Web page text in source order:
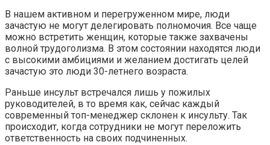
В нашем активном и перегруженном мире, люди
зачастую не могут делегировать полномочия. Все чаще
можно встретить женщин, которые также захвачены
волной трудоголизма. В этом состоянии находятся люди
с высокими амбициями и желанием достигать целей
зачастую это люди 30-летнего возраста.
Раньше инсульт встречался лишь у пожилых
руководителей, в то время как, сейчас каждый
современный топ-менеджер склонен к инсульту. Так
происходит, когда сотрудники не могут переложить
ответственность на своих подчиненных.